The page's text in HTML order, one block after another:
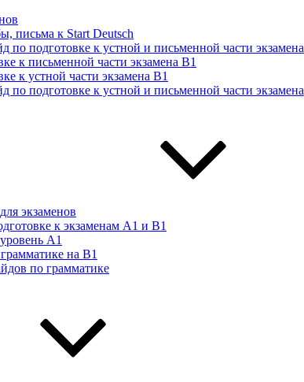
письма к Start Deutsch
по подготовке к устной и письменной части экзамена
к письменной части экзамена B1
к устной части экзамена B1
по подготовке к устной и письменной части экзамена
экзаменов
к экзаменам А1 и B1
A1
на B1
по грамматике